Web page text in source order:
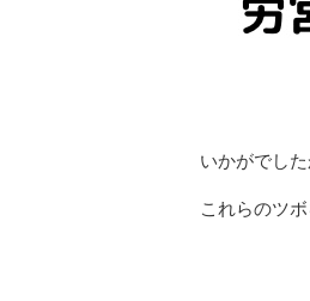
いかがでし
これらのツ